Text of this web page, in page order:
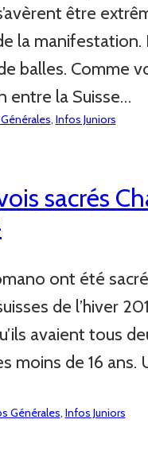
être
la manifestation.
balles. Comme
entre la Suisse…
, Infos Juniors
sacrés
ont été
de l’hiver
avaient tous
moins de 16 ans.
Générales, Infos Juniors